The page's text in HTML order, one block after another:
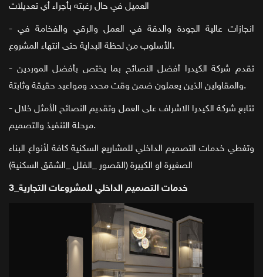
العميل في حال رغبته بأجراء أي تعديلات
- انجازات عالية الجودة والدقة في العمل والرقي والفخامة في
الأسلوب من لحظة البداية حتى انتهاء المشروع.
- تقدم شركة الكيدرا أفضل النصائح بما يختص بأفضل الموردين
والمقاولين الذين يعملون ضمن وقت محدد ومواعيد حقيقة وثابتة.
- تتابع شركة الكيدرا الاشراف على العمل وتقديم النصائح الأمثل خلال
مرحلة التنفيذ والتصميم.
وتغطي خدمات التصميم الداخلي للمشاريع السكنية كافة لأنواع البناء
الصغيرة او الكبيرة (القصور _الفلل _الشقق السكنية)
3_خدمات التصميم الداخلي للمشروعات التجارية